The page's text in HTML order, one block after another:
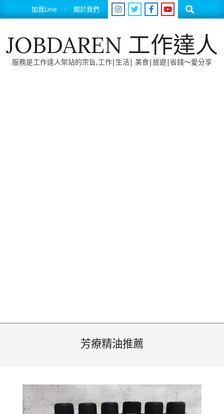
to
加我Line 關於我們 Search
JOBDAREN 工作達人
服務是工作達人架站的宗旨,工作|生活| 美食|旅遊|省錢～愛分享
芳療精油推薦